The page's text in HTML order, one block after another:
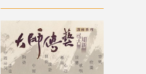
戲劇 演繹湘西純美與遺憾